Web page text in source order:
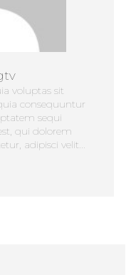
voluptas sit
consequuntur
sequi
qui dolorem
adipisci velit...